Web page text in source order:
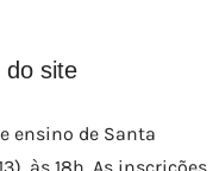
do site
ensino de Santa
às 18h. As inscrições